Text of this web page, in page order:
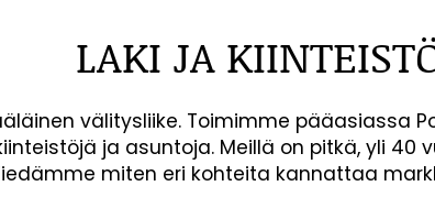
LAKI JA
välitysliike. Toimimme pääasiassa
ja asuntoja. Meillä on pitkä, yli 40
miten eri kohteita kannattaa